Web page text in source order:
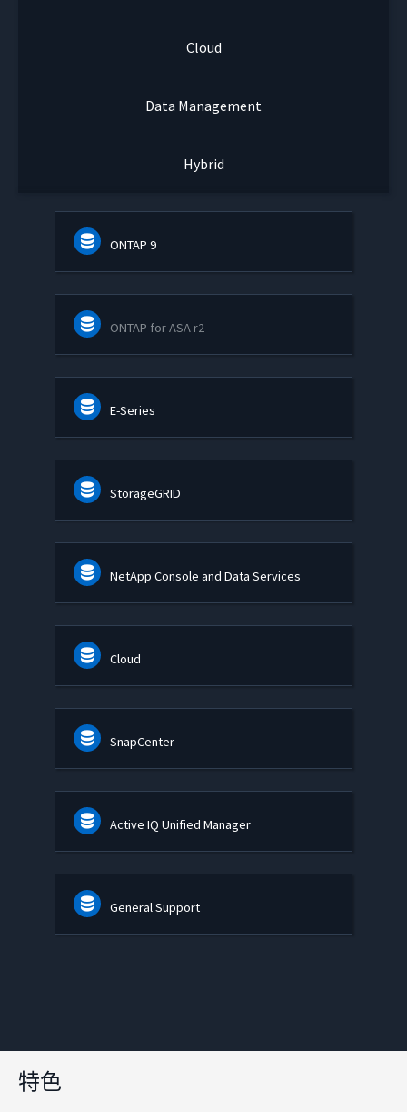
Cloud
Data Management
Hybrid
ONTAP 9
ONTAP for ASA r2
E-Series
StorageGRID
NetApp Console and Data Services
Cloud
SnapCenter
Active IQ Unified Manager
General Support
特色